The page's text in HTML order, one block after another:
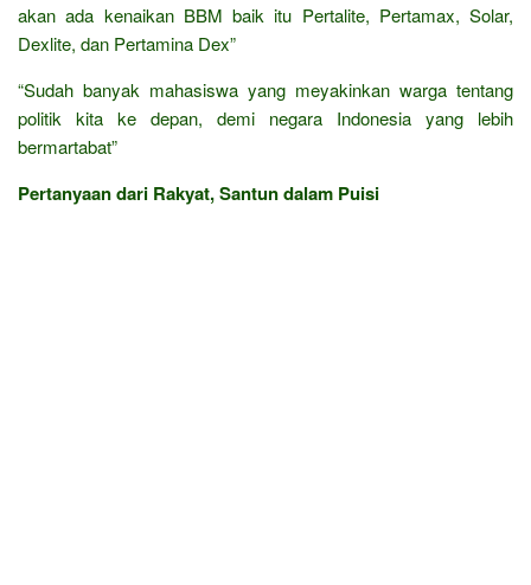
akan ada kenaikan BBM baik itu Pertalite, Pertamax, Solar,
Dexlite, dan Pertamina Dex”
“Sudah banyak mahasiswa yang meyakinkan warga tentang
politik kita ke depan, demi negara Indonesia yang lebih
bermartabat”
Pertanyaan dari Rakyat, Santun dalam Puisi